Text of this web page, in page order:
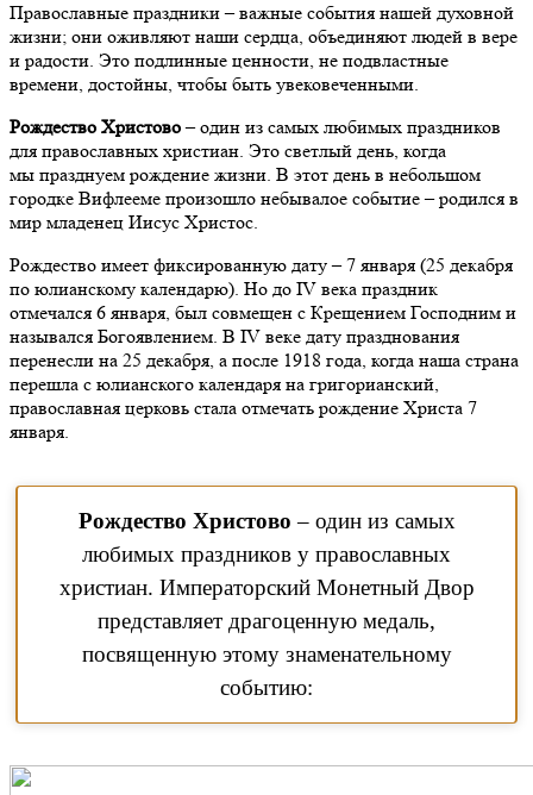
Православные праздники – важные события нашей духовной
жизни; они оживляют наши сердца, объединяют людей в вере
и радости. Это подлинные ценности, не подвластные
времени, достойны, чтобы быть увековеченными.
Рождество Христово– один из самых любимых праздников
для православных христиан. Это светлый день, когда
мы празднуем рождение жизни. В этот день в небольшом
городке Вифлееме произошло небывалое событие – родился в
мир младенец Иисус Христос.
Рождество имеет фиксированную дату – 7 января (25 декабря
по юлианскому календарю). Но до IV века праздник
отмечался 6 января, был совмещен с Крещением Господним и
назывался Богоявлением. В IV веке дату празднования
перенесли на 25 декабря, а после 1918 года, когда наша страна
перешла с юлианского календаря на григорианский,
православная церковь стала отмечать рождение Христа 7
января.
Рождество Христово – один из самых
любимых праздников у православных
христиан. Императорский Монетный Двор
представляет драгоценную медаль,
посвященную этому знаменательному
событию: